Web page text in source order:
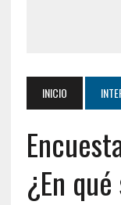
INICIO
¿En